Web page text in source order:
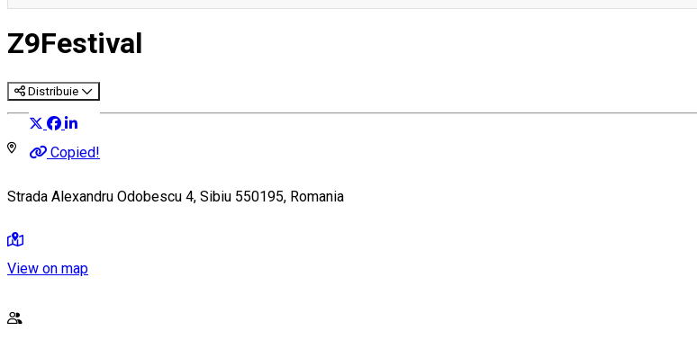
Z9Festival
Distribuie
Copied!
Strada Alexandru Odobescu 4, Sibiu 550195, Romania
View on map